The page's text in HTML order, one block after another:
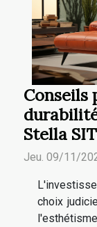
Conseils
Stella
Jeu. 09/11/
choix